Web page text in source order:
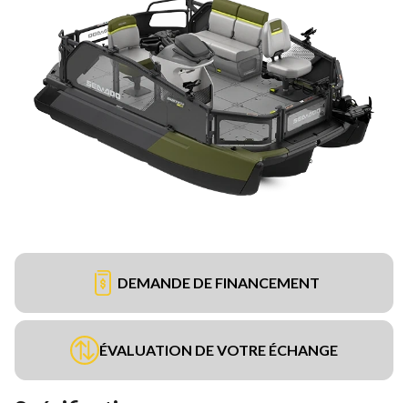
DEMANDE DE FINANCEMENT
ÉVALUATION DE VOTRE ÉCHANGE